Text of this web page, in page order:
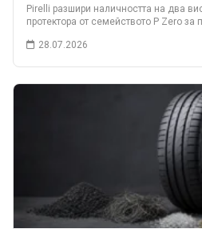
Pirelli разшири наличността на два
протектора от семейството P Zero за
28.07.2026